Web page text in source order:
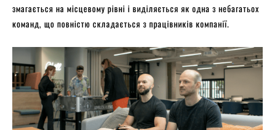
змагається на місцевому рівні і виділяється як одна з небагатьох
команд, що повністю складається з працівників компанії.